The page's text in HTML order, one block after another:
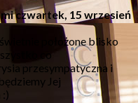
czwartek, 15 wrzesień
położone blisko
co
przesympatyczna i
Jej